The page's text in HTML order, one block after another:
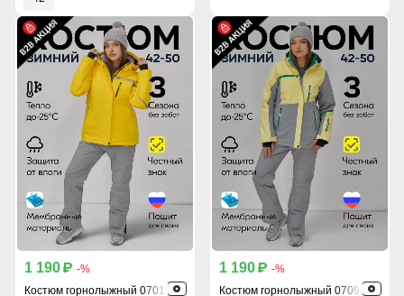
1 190 p -%
Костюм горнолыжный 07017J
1 190 p -%
Костюм горнолыжный 0709_1J